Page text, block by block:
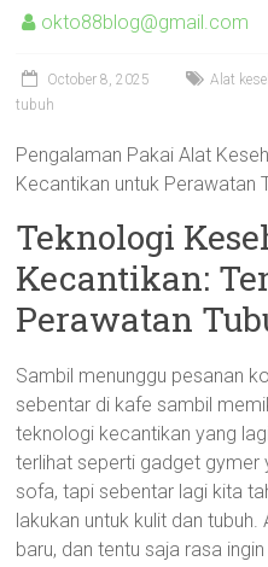
okto88blog@gmail.com
October 8, 2025
Alat
tubuh
Pengalaman Pakai Alat
Kecantikan untuk Perawatan
Teknologi
Kecantikan:
Perawatan
Sambil menunggu pesanan
sebentar di kafe sambil
teknologi kecantikan yang
terlihat seperti gadget gymer
sofa, tapi sebentar lagi kita
lakukan untuk kulit dan
baru, dan tentu saja rasa